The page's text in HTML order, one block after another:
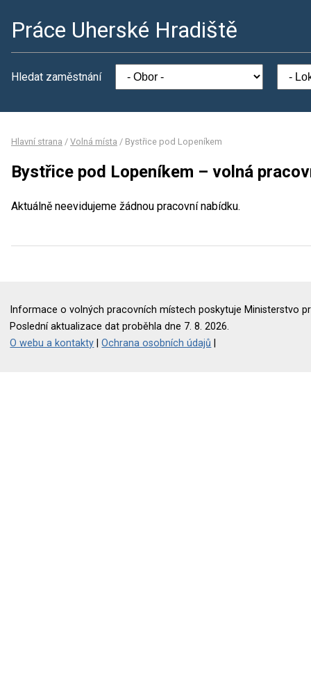
Práce Uherské Hradiště
Hledat zaměstnání
Hlavní strana / Volná místa / Bystřice pod Lopeníkem
Bystřice pod Lopeníkem – volná
Aktuálně neevidujeme žádnou pracovní nabídku.
Informace o volných pracovních místech poskytuje Ministerstvo
Poslední aktualizace dat proběhla dne 7. 8. 2026.
O webu a kontakty |Ochrana osobních údajů